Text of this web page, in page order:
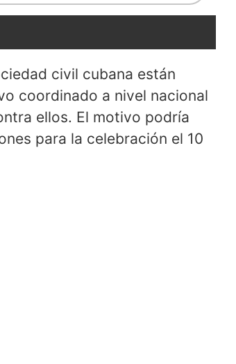
civil cubana están
coordinado a nivel nacional
ellos. El motivo podría
para la celebración el 10